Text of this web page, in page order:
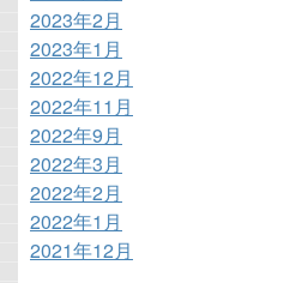
2023年2月
2023年1月
2022年12月
2022年11月
2022年9月
2022年3月
2022年2月
2022年1月
2021年12月